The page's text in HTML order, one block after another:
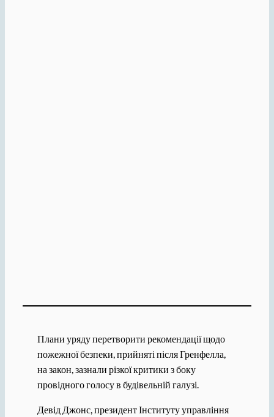
Плани уряду перетворити рекомендації щодо
пожежної безпеки, прийняті після Гренфелла,
на закон, зазнали різкої критики з боку
провідного голосу в будівельній галузі.
Девід Джонс, президент Інституту управління